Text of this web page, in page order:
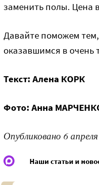
заменить полы. Цена
Давайте поможем
оказавшимся в очень
Текст: Алена КОРК
Фото: Анна
Опубликовано 6
Наши статьи и